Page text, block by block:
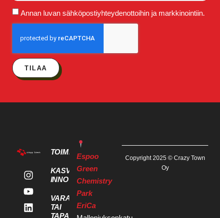
Annan luvan sähköpostiyhteydenottoihin ja markkinointiin.
TILAA
TOIMITILAT
KASVU- JA
INNOVAATIOPALVELUT
VARAA KOKOUS
TAI
TAPAHTUMATILA
Espoo
Green
Chemistry
Park
EriCa
Copyright 2025 © Crazy Town
Oy